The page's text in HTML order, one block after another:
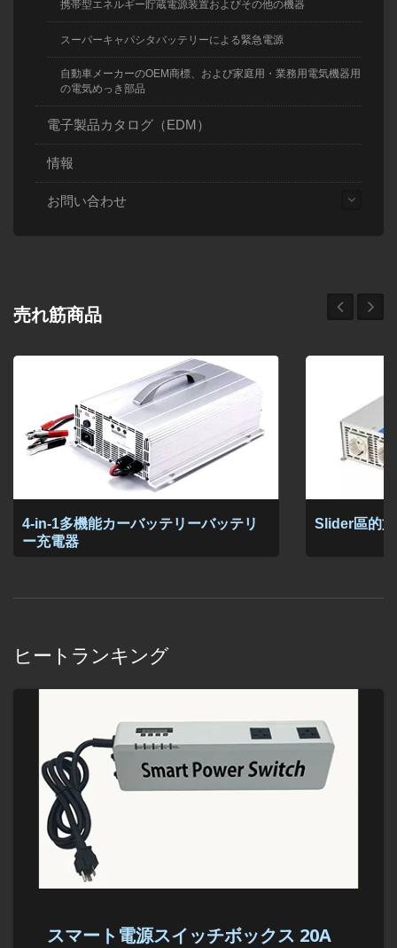
携帯型エネルギー貯蔵電源装置およびその他の機器
スーパーキャパシタバッテリーによる緊急電源
自動車メーカーのOEM商標、および家庭用・業務用電気機器用
の電気めっき部品
電子製品カタログ（EDM）
情報
お問い合わせ
売れ筋商品
4-in-1多機能カーバッテリーバッテリ
ー充電器
Slider區的
ヒートランキング
スマート電源スイッチボックス 20A